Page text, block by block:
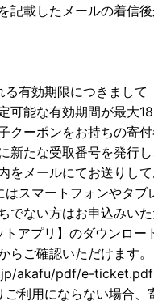
記載したメールの着信
有効期限につきまして
可能な有効期間が最大
クーポンをお持ちの寄
新たな受取番号を発行
をメールにてお送りして
スマートフォンやタブ
でない方はお申込みい
アプリ】のダウンロー
らご確認いただけます。
akafu/pdf/e-ticket.pdf
利用にならない場合